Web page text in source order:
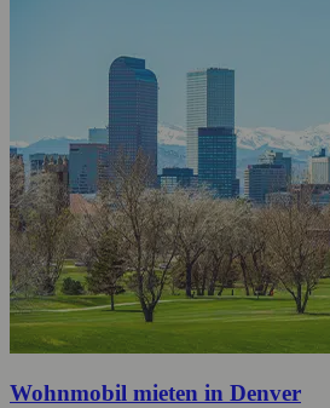
Wohnmobil mieten in Denver